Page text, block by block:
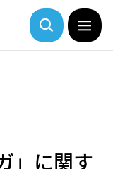
」に関す